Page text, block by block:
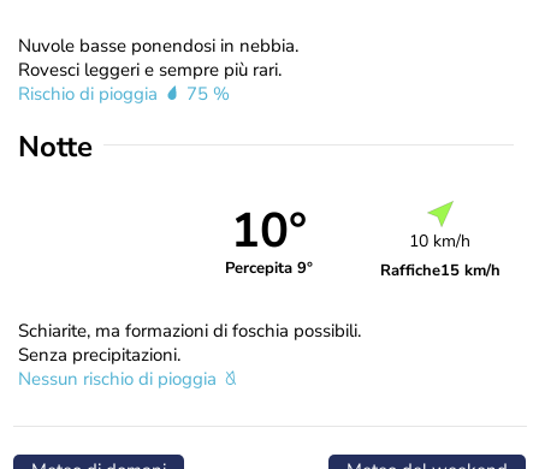
Nuvole basse ponendosi in nebbia.
Rovesci leggeri e sempre più rari.
Rischio di pioggia
75 %
Notte
10°
Percepita 9°
10 km/h
Raffiche15 km/h
Schiarite, ma formazioni di foschia possibili.
Senza precipitazioni.
Nessun rischio di pioggia